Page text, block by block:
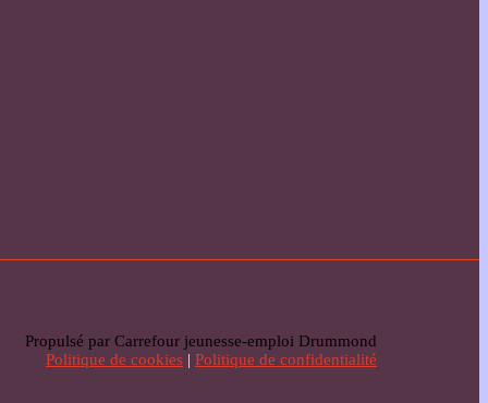
Propulsé par Carrefour jeunesse-emploi Drummond
Politique de cookies | Politique de confidentialité